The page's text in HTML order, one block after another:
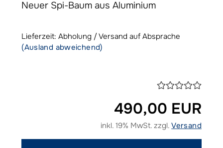
Neuer Spi-Baum aus Aluminium
Lieferzeit: Abholung / Versand auf Absprache
(Ausland abweichend)
490,00 EUR
inkl. 19% MwSt. zzgl.Versand